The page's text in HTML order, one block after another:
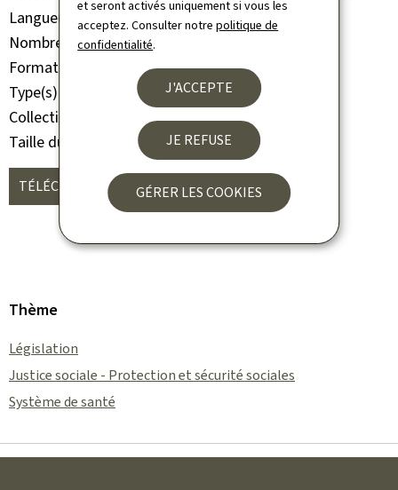
et seront activés uniquement si vous les
acceptez. Consulter notrepolitique de
confidentialité.
J'ACCEPTE
JE REFUSE
GÉRER LES COOKIES
Langue(s)
Français
Nombre de pages 25 page(s)
Format du document Pdf
Type(s)
Collection
Cahiers juridiques
Taille du fichier
900 Ko
TÉLÉCHARGER (FR, PDF - 900 KO)
Thème
Législation
Justice sociale - Protection et sécurité sociales
Système de santé